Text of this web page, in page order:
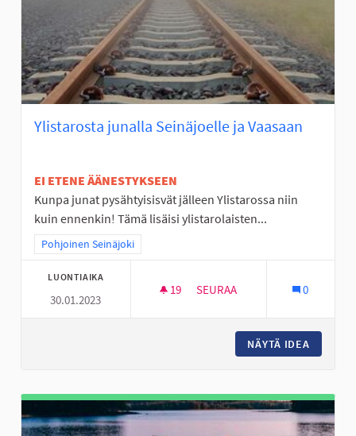
Ylistarosta junalla Seinäjoelle ja Vaasaan
EI ETENE ÄÄNESTYKSEEN
Kunpa junat pysähtyisisvät jälleen Ylistarossa niin
kuin ennenkin! Tämä lisäisi ylistarolaisten...
Rajaa tulokset teeman mukaan: Pohjoinen Seinäjoki
Pohjoinen Seinäjoki
LUONTIAIKA
30.01.2023
19 19 SEURAAJAA
SEURAA 0
NÄYTÄ IDEA